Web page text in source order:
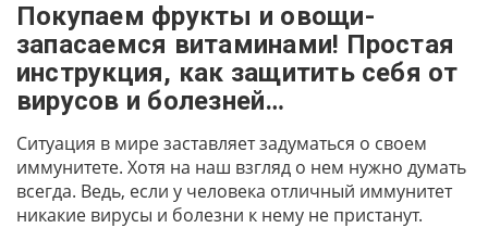
Покупаем фрукты и овощи-
запасаемся витаминами! Простая
инструкция, как защитить себя от
вирусов и болезней…
Ситуация в мире заставляет задуматься о своем
иммунитете. Хотя на наш взгляд о нем нужно думать
всегда. Ведь, если у человека отличный иммунитет
никакие вирусы и болезни к нему не пристанут.